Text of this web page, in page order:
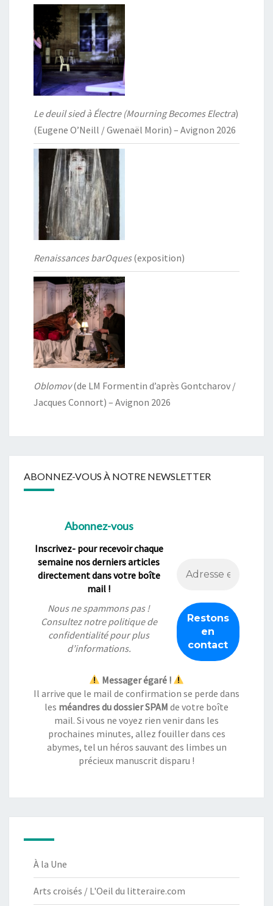
Le deuil sied à Électre (Mourning Becomes Electra)
(Eugene O’Neill / Gwenaël Morin) – Avignon 2026
Renaissances barOques(exposition)
Oblomov(de LM Formentin d’après Gontcharov /
Jacques Connort) – Avignon 2026
ABONNEZ-VOUS À NOTRE NEWSLETTER
Abonnez-vous
Inscrivez- pour recevoir chaque
semaine nos derniers articles
directement dans votre boîte
mail !
Nous ne spammons pas !
Consultez notrepolitique de
confidentialitépour plus
d’informations.
Messager égaré !
Il arrive que le mail de confirmation se perde dans
les méandres du dossier SPAM de votre boîte
mail. Si vous ne voyez rien venir dans les
prochaines minutes, allez fouiller dans ces
abymes, tel un héros sauvant des limbes un
précieux manuscrit disparu !
À la Une
Arts croisés / L'Oeil du litteraire.com